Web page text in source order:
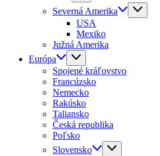
Severná Amerika
USA
Mexiko
Južná Amerika
Európa
Spojené kráľovstvo
Francúzsko
Nemecko
Rakúsko
Taliansko
Česká republika
Poľsko
Slovensko